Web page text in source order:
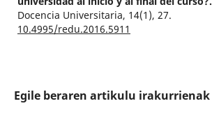
Docencia Universitaria, 14(1), 27.
10.4995/redu.2016.5911
Egile beraren artikulu irakurrienak